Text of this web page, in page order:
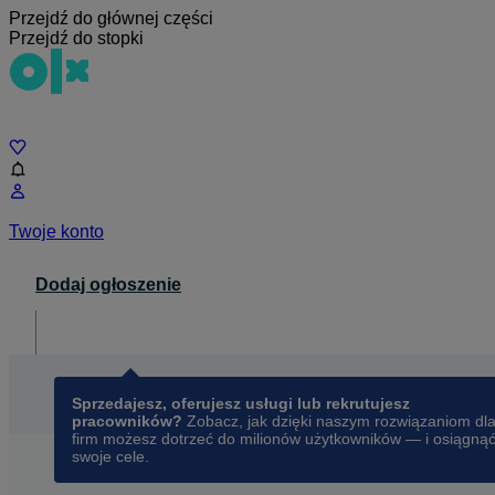
Przejdź do głównej części
Przejdź do stopki
Twoje konto
Dodaj ogłoszenie
Sprzedajesz, oferujesz usługi lub rekrutujesz
pracowników? Zobacz, jak dzięki naszym rozwiązaniom dla
firm możesz dotrzeć do milionów użytkowników — i osiągnąć
swoje cele.